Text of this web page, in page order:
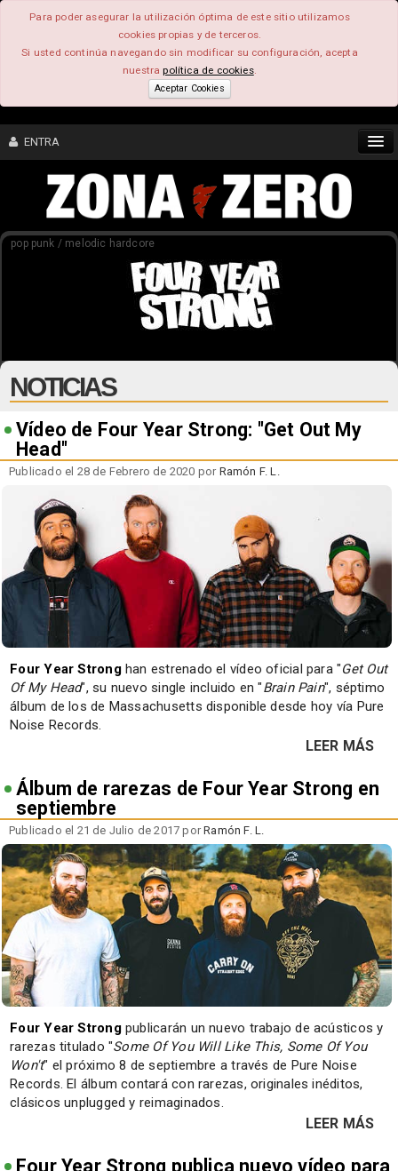
Para poder asegurar la utilización óptima de este sitio utilizamos
cookies propias y de terceros.
Si usted continúa navegando sin modificar su configuración, acepta
nuestrapolítica de cookies.
Aceptar Cookies
ENTRA
CONTENIDO
pop punk / melodic hardcore
NOTICIAS
Vídeo de Four Year Strong: "Get Out My
Head"
Publicado el 28 de Febrero de 2020 por Ramón F. L.
Four Year Stronghan estrenado el vídeo oficial para "Get Out
Of My Head", su nuevo single incluido en "Brain Pain", séptimo
álbum de los de Massachusetts disponible desde hoy vía Pure
Noise Records.
LEER MÁS
Álbum de rarezas de Four Year Strong en
septiembre
Publicado el 21 de Julio de 2017 porRamón F. L.
Four Year Strongpublicarán un nuevo trabajo de acústicos y
rarezas titulado "Some Of You Will Like This, Some Of You
Won't" el próximo 8 de septiembre a través de Pure Noise
Records. El álbum contará con rarezas, originales inéditos,
clásicos unplugged y reimaginados.
LEER MÁS
Four Year Strong publica nuevo vídeo para